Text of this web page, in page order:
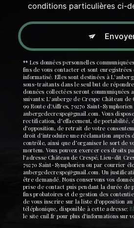
conditions particulières ci-
** Les données personnelles
fins de vous contacter et sont enregistrées
informatisé. Elles sont destinées à
sous-traitants dans le seul but de
données collectées seront communiquées
suivants: L'auberge de Crespe Château
99 Route d'Aiffres, 79270 Saint-Symphorien
aubergedecrespe@gmail.com. Vous
rectification, d’effacement, de portabilité,
d’opposition, de retrait de votre
droit d’introduire une réclamation auprès
contrôle, ainsi que d’organiser le sort de
mortem. Vous pouvez exercer ces droits
l'adresse Château de Crespé, Lieu-dit
79270 Saint-Symphorien ou par courrier
aubergedecrespe@gmail.com. Un
être demandé. Nous conservons vos
prise de contact puis pendant la durée de
fins probatoires et de gestion des
de vous inscrire sur la liste d'opposition au
téléphonique, disponible à cette adresse:
le site cnil.fr pour plus d’informations sur